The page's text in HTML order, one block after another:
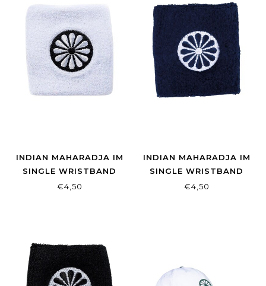
INDIAN MAHARADJA IM
SINGLE WRISTBAND
WHITE
€4,50
INDIAN MAHARADJA IM
SINGLE WRISTBAND
NAVY
€4,50